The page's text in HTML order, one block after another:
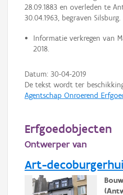
Downloads
Aanmelden
28.09.1883 en overleden te
30.04.1963, begraven Silsburg.
Informatie verkregen van
2018.
Datum: 30-04-2019
De tekst wordt ter
Agentschap Onroerend
Erfgoedobjecten
Ontwerper van
Art-